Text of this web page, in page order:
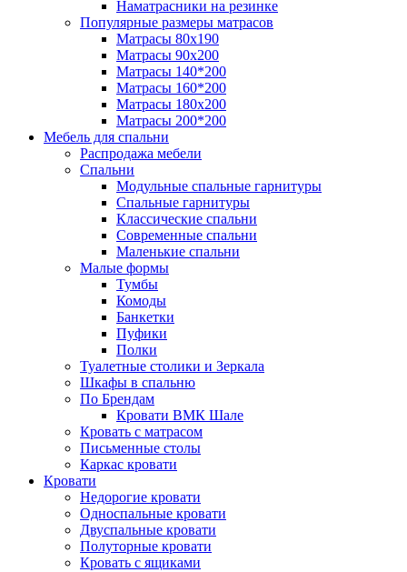
Наматрасники на резинке
Популярные размеры матрасов
Матрасы 80x190
Матрасы 90x200
Матрасы 140*200
Матрасы 160*200
Матрасы 180x200
Матрасы 200*200
Мебель для спальни
Распродажа мебели
Спальни
Модульные спальные гарнитуры
Спальные гарнитуры
Классические спальни
Современные спальни
Маленькие спальни
Малые формы
Тумбы
Комоды
Банкетки
Пуфики
Полки
Туалетные столики и Зеркала
Шкафы в спальню
По Брендам
Кровати ВМК Шале
Кровать с матрасом
Письменные столы
Каркас кровати
Кровати
Недорогие кровати
Односпальные кровати
Двуспальные кровати
Полуторные кровати
Кровать с ящиками